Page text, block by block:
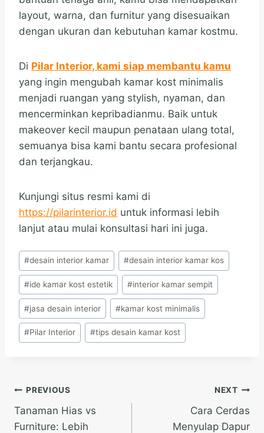
layout, warna, dan furnitur yang disesuaikan
dengan ukuran dan kebutuhan kamar kostmu.
Di Pilar Interior, kami siap membantu kamu
yang ingin mengubah kamar kost minimalis
menjadi ruangan yang stylish, nyaman, dan
mencerminkan kepribadianmu. Baik untuk
makeover kecil maupun penataan ulang total,
semuanya bisa kami bantu secara profesional
dan terjangkau.
Kunjungi situs resmi kami di
https://pilarinterior.id untuk informasi lebih
lanjut atau mulai konsultasi hari ini juga.
Post
Tags:
#desain interior kamar #desain interior kamar kos
#ide kamar kost estetik #interior kamar sempit
#jasa desain interior #kamar kost minimalis
#Pilar Interior #tips desain kamar kost
Post
navigation
PREVIOUS
Tanaman Hias vs
Furniture: Lebih
NEXT
Cara Cerdas
Menyulap Dapur